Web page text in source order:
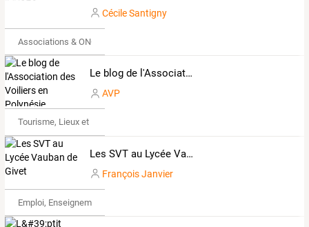
Cécile Santigny
Associations & ONG
Le blog de l'Association des Voiliers en Polynésie
AVP
Tourisme, Lieux et Événements
Les SVT au Lycée Vauban de Givet
François Janvier
Emploi, Enseignement & Etudes